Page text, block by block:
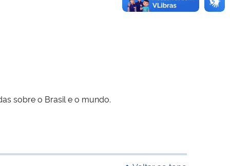
sobre o Brasil e o mundo.